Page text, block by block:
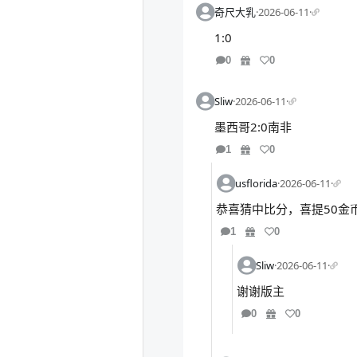
奇尺大乳·2026-06-11·
1:0
0 0
Sliw·2026-06-11·
墨西哥2:0南非
1 0
usflorida·2026-06-11·
恭喜猜中比分，喜提50金
1 0
Sliw·2026-06-11·
谢谢版主
0 0